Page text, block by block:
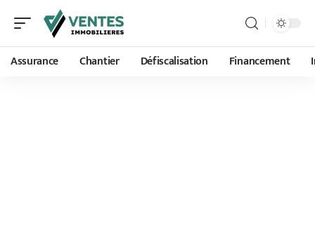
Assurance Chantier Défiscalisation Financement